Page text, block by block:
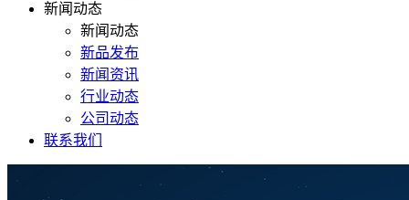
新闻动态
新闻动态
新品发布
新闻资讯
行业动态
公司动态
联系我们